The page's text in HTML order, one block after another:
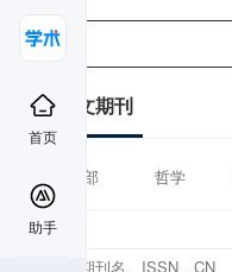
首页
助手
中文期刊
全部 哲学